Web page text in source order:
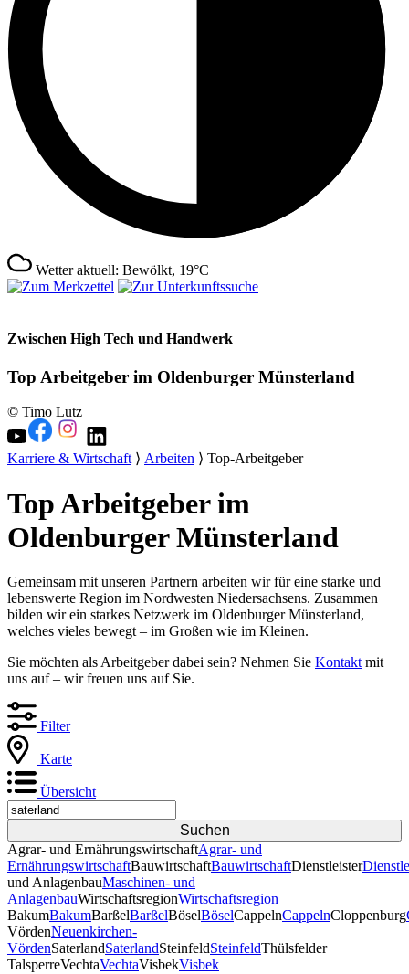
Wetter aktuell: Bewölkt, 19°C
Zwischen High Tech und Handwerk
Top Arbeitgeber im Oldenburger Münsterland
© Timo Lutz
Karriere & Wirtschaft⟩ Arbeiten ⟩ Top-Arbeitgeber
Top Arbeitgeber im
Oldenburger Münsterland
Gemeinsam mit unseren Partnern arbeiten wir für eine starke und
lebenswerte Region im Nordwesten Niedersachsens. Zusammen
bilden wir ein starkes Netzwerk im Oldenburger Münsterland,
welches vieles bewegt – im Großen wie im Kleinen.
Sie möchten als Arbeitgeber dabei sein? Nehmen Sie Kontakt mit
uns auf – wir freuen uns auf Sie.
Filter
Karte
Übersicht
Agrar- und ErnährungswirtschaftAgrar- und
ErnährungswirtschaftBauwirtschaftBauwirtschaftDienstleister
und AnlagenbauMaschinen- und
AnlagenbauWirtschaftsregionWirtschaftsregion
BakumBakumBarßelBarßelBöselBöselCappelnCappelnCloppenburg
VördenNeuenkirchen-
VördenSaterlandSaterlandSteinfeldSteinfeldThülsfelder
TalsperreVechtaVechtaVisbekVisbek